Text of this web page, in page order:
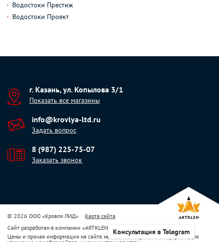
Водостоки Престиж
Водостоки Проект
г. Казань, ул. Копылова 3/1
Показать все магазины
info@krovlya-ltd.ru
Задать вопрос
8 (987) 225-75-07
Заказать звонок
© 2026 ООО «Кровля ЛИД»
Карта сайта
Сайт разработан в компании «ARTKLEN
Цены и прочая информация на сайте не являются публичной офертой. Для
Консультация в Telegram